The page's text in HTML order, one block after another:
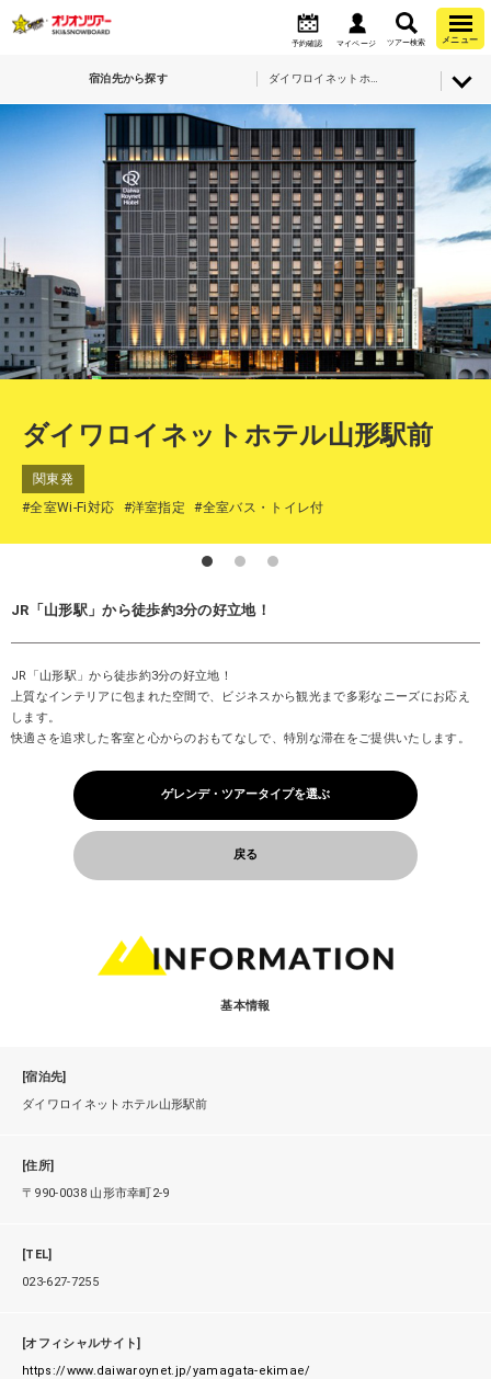
予約確認 マイページ ツアー検索 メニュー
宿泊先から探す
ダイワロイネットホテル山形駅前
関東発
#全室Wi-Fi対応
#洋室指定 #全室バス・トイレ付
JR「山形駅」から徒歩約3分の好立地！
JR「山形駅」から徒歩約3分の好立地！
上質なインテリアに包まれた空間で、ビジネスから観光まで多彩なニーズにお応え
します。
快適さを追求した客室と心からのおもてなしで、特別な滞在をご提供いたします。
ゲレンデ・ツアータイプを選ぶ
戻る
基本情報
[宿泊先]
ダイワロイネットホテル山形駅前
[住所]
〒990-0038 山形市幸町2-9
[TEL]
023-627-7255
[オフィシャルサイト]
https://www.daiwaroynet.jp/yamagata-ekimae/